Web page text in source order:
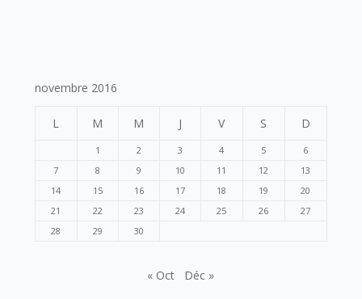
novembre 2016
L M M J V S D
1 2 3 4 5
6
7
8 9 10 11 12
13
14
15 16 17 18 19
20
21
22 23 24 25 26
27
28
29 30
« Oct Déc »